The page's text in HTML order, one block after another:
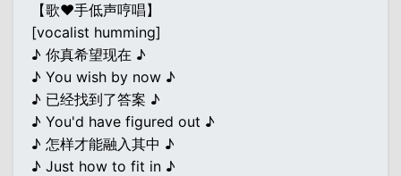
【歌♥手低声哼唱】
[vocalist humming]
♪ 你真希望现在 ♪
♪ You wish by now ♪
♪ 已经找到了答案 ♪
♪ You'd have figured out ♪
♪ 怎样才能融入其中 ♪
♪ Just how to fit in ♪